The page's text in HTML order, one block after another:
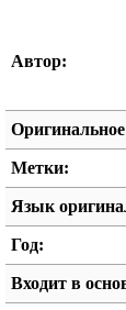
Автор:
Метки:
Язык
Год:
Входит в